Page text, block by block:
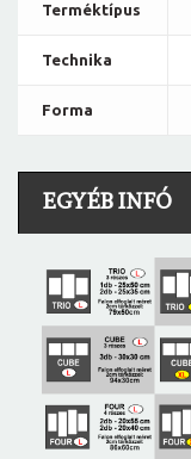
Terméktípus
Technika
Forma
EGYÉB INFÓ